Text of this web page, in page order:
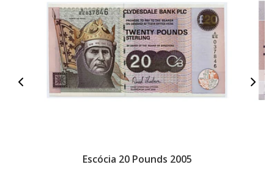
Escócia 20 Pounds 2005